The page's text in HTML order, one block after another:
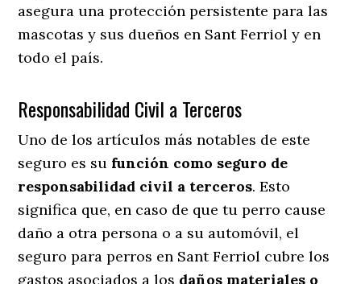
asegura una protección persistente para las
mascotas y sus dueños en Sant Ferriol y en
todo el país.
Responsabilidad Civil a Terceros
Uno de los artículos más notables de este
seguro es su función como seguro de
responsabilidad civil a terceros. Esto
significa que, en caso de que tu perro cause
daño a otra persona o a su automóvil, el
seguro para perros en Sant Ferriol cubre los
gastos asociados a los daños materiales o